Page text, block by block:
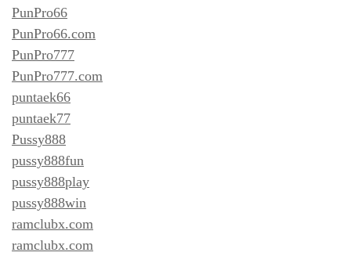
PunPro66
PunPro66.com
PunPro777
PunPro777.com
puntaek66
puntaek77
Pussy888
pussy888fun
pussy888play
pussy888win
ramclubx.com
ramclubx.com